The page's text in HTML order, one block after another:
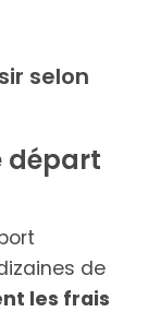
selon
départ
de
les frais